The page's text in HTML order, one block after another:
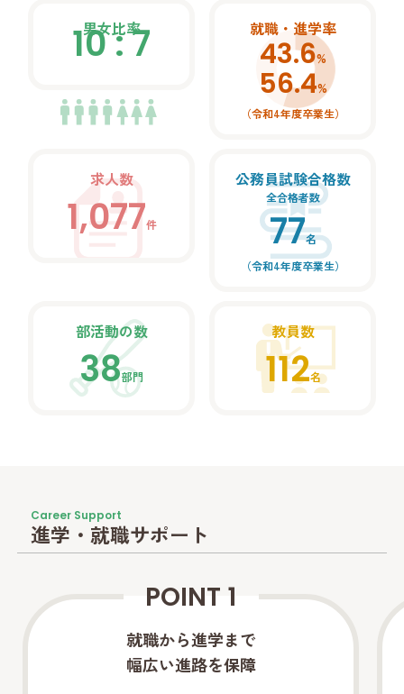
男女比率
10 : 7 就職・進学率
43.6%
56.4%
（令和4年度卒業生）
求人数
1,077件
公務員試験合格数
全合格者数
77名
（令和4年度卒業生）
部活動の数
38部門
教員数
112名
Career Support
進学・就職サポート
POINT 1
就職から進学まで
幅広い進路を保障